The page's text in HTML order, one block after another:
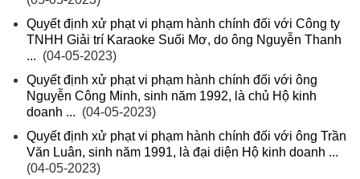
Quyết định xử phạt vi phạm hành chính đối với Công ty
TNHH Giải trí Karaoke Suối Mơ, do ông Nguyễn Thanh
... (04-05-2023)
Quyết định xử phạt vi phạm hành chính đối với ông
Nguyễn Công Minh, sinh năm 1992, là chủ Hộ kinh
doanh ... (04-05-2023)
Quyết định xử phạt vi phạm hành chính đối với ông Trần
Văn Luân, sinh năm 1991, là đại diện Hộ kinh doanh ...
(04-05-2023)